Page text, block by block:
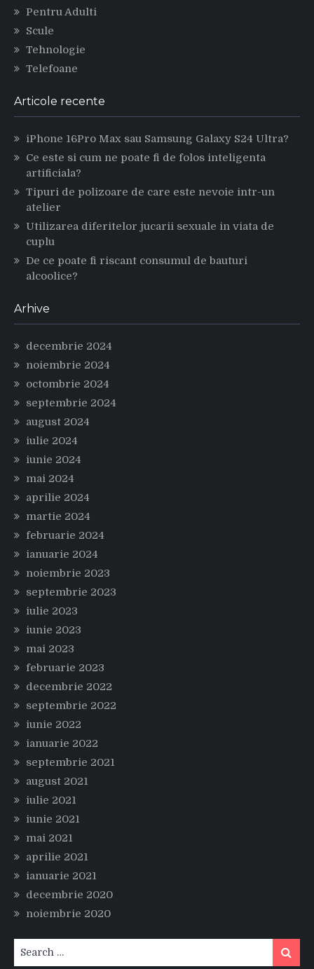
Pentru Adulti
Scule
Tehnologie
Telefoane
Articole recente
iPhone 16Pro Max sau Samsung Galaxy S24 Ultra?
Ce este si cum ne poate fi de folos inteligenta
artificiala?
Tipuri de polizoare de care este nevoie intr-un
atelier
Utilizarea diferitelor jucarii sexuale in viata de
cuplu
De ce poate fi riscant consumul de bauturi
alcoolice?
Arhive
decembrie 2024
noiembrie 2024
octombrie 2024
septembrie 2024
august 2024
iulie 2024
iunie 2024
mai 2024
aprilie 2024
martie 2024
februarie 2024
ianuarie 2024
noiembrie 2023
septembrie 2023
iulie 2023
iunie 2023
mai 2023
februarie 2023
decembrie 2022
septembrie 2022
iunie 2022
ianuarie 2022
septembrie 2021
august 2021
iulie 2021
iunie 2021
mai 2021
aprilie 2021
ianuarie 2021
decembrie 2020
noiembrie 2020
Search
for:
Search